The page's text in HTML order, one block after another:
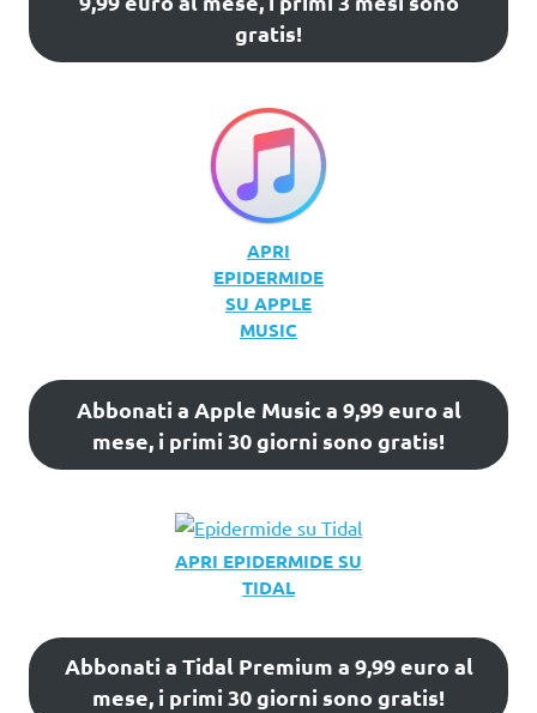
gratis!
APRI
EPIDERMIDE
SU APPLE
MUSIC
Abbonati a Apple Music a 9,99 euro al
mese, i primi 30 giorni sono gratis!
APRI EPIDERMIDE SU
TIDAL
Abbonati a Tidal Premium a 9,99 euro al
mese, i primi 30 giorni sono gratis!